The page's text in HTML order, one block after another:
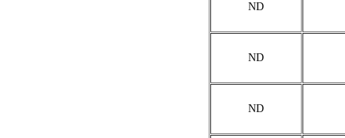
ND
ND
ND